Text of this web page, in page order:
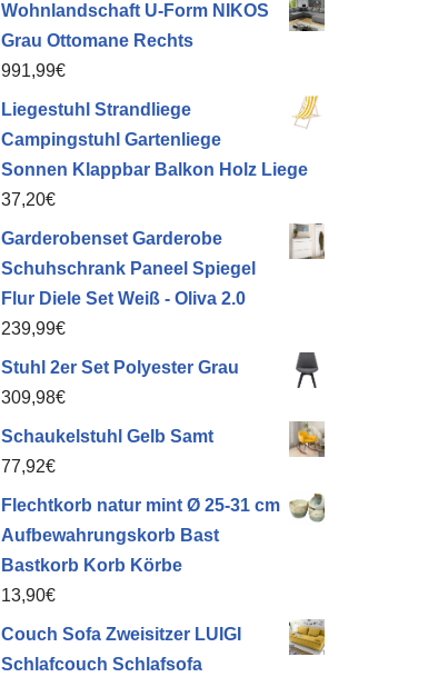
Wohnlandschaft U-Form NIKOS
Grau Ottomane Rechts
991,99€
Liegestuhl Strandliege
Campingstuhl Gartenliege
Sonnen Klappbar Balkon Holz Liege
37,20€
Garderobenset Garderobe
Schuhschrank Paneel Spiegel
Flur Diele Set Weiß - Oliva 2.0
239,99€
Stuhl 2er Set Polyester Grau
309,98€
Schaukelstuhl Gelb Samt
77,92€
Flechtkorb natur mint Ø 25-31 cm
Aufbewahrungskorb Bast
Bastkorb Korb Körbe
13,90€
Couch Sofa Zweisitzer LUIGI
Schlafcouch Schlafsofa